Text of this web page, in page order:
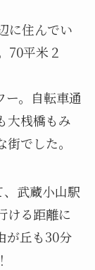
に住んでい
70平米２
ー。自転車通
大桟橋もみ
でした。
武蔵小山駅
ける距離に
が丘も30分